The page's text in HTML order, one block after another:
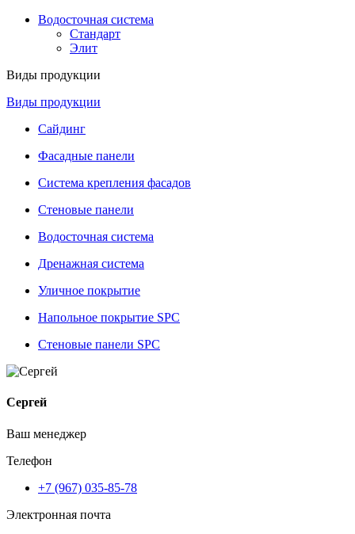
Водосточная система
Стандарт
Элит
Виды продукции
Виды продукции
Сайдинг
Фасадные панели
Система крепления фасадов
Стеновые панели
Водосточная система
Дренажная система
Уличное покрытие
Напольное покрытие SPC
Стеновые панели SPC
Сергей
Ваш менеджер
Телефон
+7 (967) 035-85-78
Электронная почта